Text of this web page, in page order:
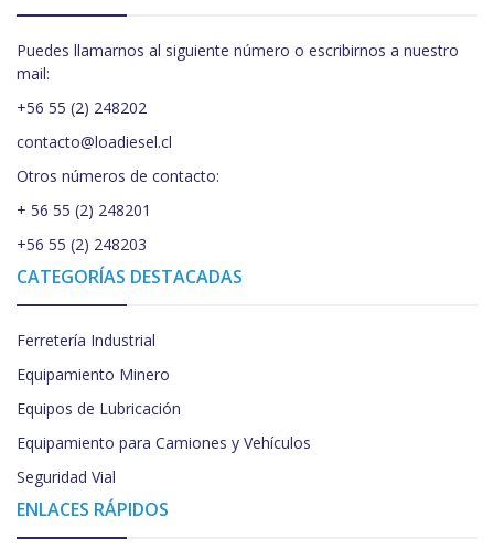
Puedes llamarnos al siguiente número o escribirnos a nuestro
mail:
+56 55 (2) 248202
contacto@loadiesel.cl
Otros números de contacto:
+ 56 55 (2) 248201
+56 55 (2) 248203
CATEGORÍAS DESTACADAS
Ferretería Industrial
Equipamiento Minero
Equipos de Lubricación
Equipamiento para Camiones y Vehículos
Seguridad Vial
ENLACES RÁPIDOS